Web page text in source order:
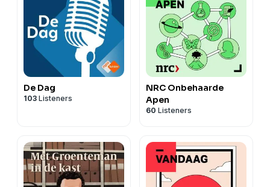
De Dag
103 Listeners
NRC Onbehaarde
Apen
60 Listeners